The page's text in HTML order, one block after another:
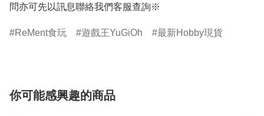
問亦可先以訊息聯絡我們客服查詢※
ReMent食玩 遊戲王YuGiOh 最新Hobby現貨
你可能感興趣的商品